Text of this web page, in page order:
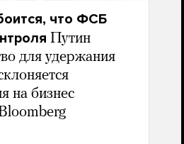
что ФСБ
Путин
для удержания
на бизнес